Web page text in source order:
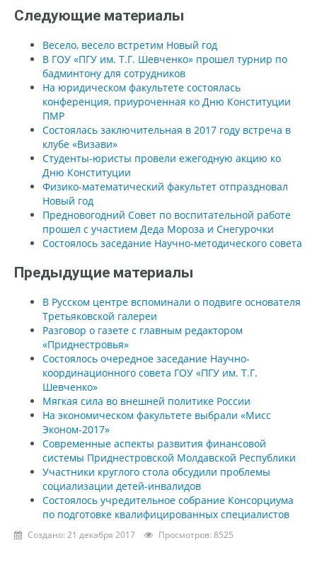
Следующие материалы
Весело, весело встретим Новый год
В ГОУ «ПГУ им. Т.Г. Шевченко» прошел турнир по
бадминтону для сотрудников
На юридическом факультете состоялась
конференция, приуроченная ко Дню Конституции
ПМР
Состоялась заключительная в 2017 году встреча в
клубе «Визави»
Студенты-юристы провели ежегодную акцию ко
Дню Конституции
Физико-математический факультет отпраздновал
Новый год
Предновогодний Совет по воспитательной работе
прошел с участием Деда Мороза и Снегурочки
Состоялось заседание Научно-методического совета
Предыдущие материалы
В Русском центре вспоминали о подвиге основателя
Третьяковской галереи
Разговор о газете с главным редактором
«Приднестровья»
Состоялось очередное заседание Научно-
координационного совета ГОУ «ПГУ им. Т.Г.
Шевченко»
Мягкая сила во внешней политике России
На экономическом факультете выбрали «Мисс
Эконом-2017»
Современные аспекты развития финансовой
системы Приднестровской Молдавской Республики
Участники круглого стола обсудили проблемы
социализации детей-инвалидов
Состоялось учредительное собрание Консорциума
по подготовке квалифицированных специалистов
Создано: 21 декабря 2017 Просмотров: 8525